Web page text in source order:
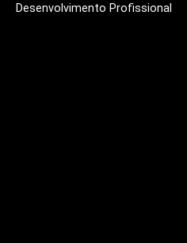
Desenvolvimento Profissional